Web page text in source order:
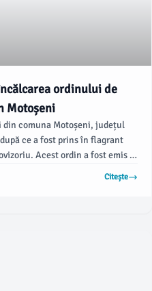
ordinului de
Motoșeni
din comuna Motoșeni, județul
ce a fost prins în flagrant
Acest ordin a fost emis în
la adresa unei femei de 36
Citește